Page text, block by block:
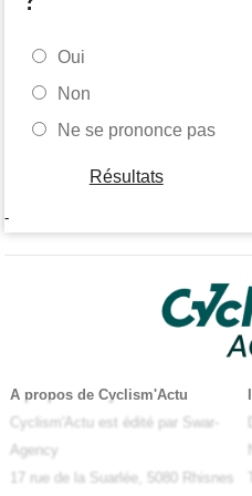
Oui
Non
Ne se prononce pas
Résultats
-
A propos de Cyclism'Actu
Cyclism'Actu est édité par Swar-
Agency
17 rue de la Suarlée, 5080 Rhisnes